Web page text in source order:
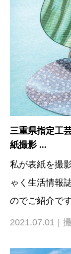
三重県指定工
紙撮影 ...
私が表紙を撮
ゃく生活情報
のでご紹介です
2021.07.01